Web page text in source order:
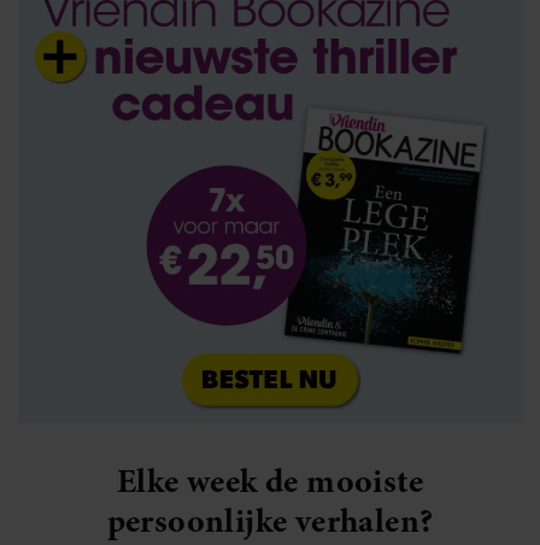
Elke week de mooiste
persoonlijke verhalen?